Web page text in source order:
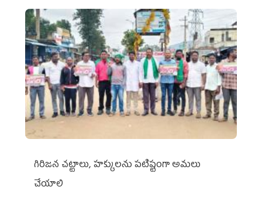
గిరిజన చట్టాలు, హక్కులను పటిష్టంగా అమలు
చేయాలి